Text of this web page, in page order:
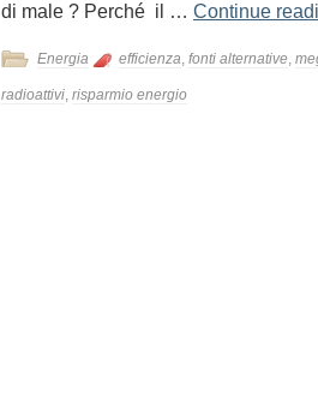
di male ? Perché il … Continue
Energia efficienza, fonti alternative,
radioattivi, risparmio energio